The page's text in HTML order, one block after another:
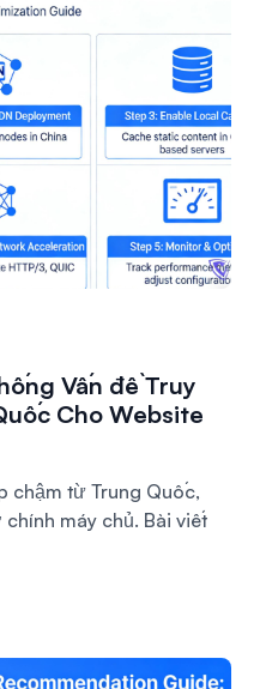
Vấn đề Truy
Cho Website
chậm từ Trung Quốc,
máy chủ. Bài viết